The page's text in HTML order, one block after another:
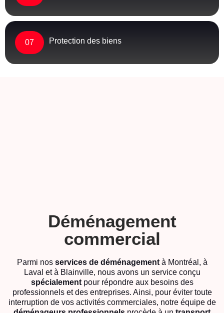
07 Protection des biens
Déménagement
commercial
Parmi nos services de déménagementà Montréal, à
Laval et à Blainville, nous avons un service conçu
spécialementpour répondre aux besoins des
professionnels et des entreprises. Ainsi, pour éviter toute
interruption de vos activités commerciales, notre équipe de